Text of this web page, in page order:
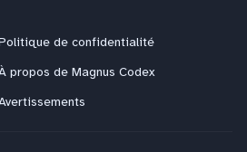
de confidentialité
propos de Magnus Codex